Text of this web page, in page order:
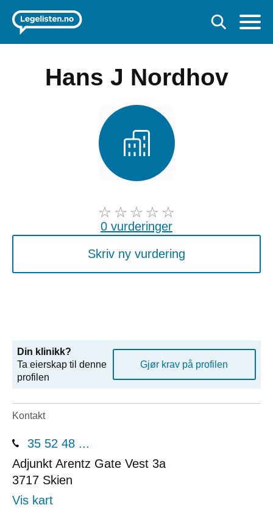
Hans J Nordhov
0 vurderinger
Skriv ny vurdering
Din klinikk?
Ta eierskap til denne
profilen
Gjør krav på profilen
Kontakt
35 52 48 ...
Adjunkt Arentz Gate Vest 3a
3717 Skien
Vis kart